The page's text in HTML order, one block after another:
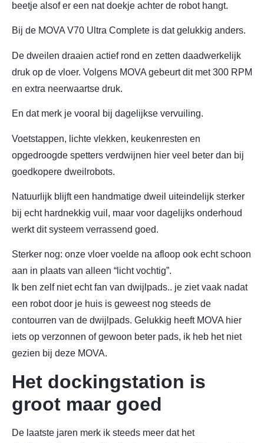
beetje alsof er een nat doekje achter de robot hangt.
Bij de MOVA V70 Ultra Complete is dat gelukkig anders.
De dweilen draaien actief rond en zetten daadwerkelijk
druk op de vloer. Volgens MOVA gebeurt dit met 300 RPM
en extra neerwaartse druk.
En dat merk je vooral bij dagelijkse vervuiling.
Voetstappen, lichte vlekken, keukenresten en
opgedroogde spetters verdwijnen hier veel beter dan bij
goedkopere dweilrobots.
Natuurlijk blijft een handmatige dweil uiteindelijk sterker
bij echt hardnekkig vuil, maar voor dagelijks onderhoud
werkt dit systeem verrassend goed.
Sterker nog: onze vloer voelde na afloop ook echt schoon
aan in plaats van alleen “licht vochtig”.
Ik ben zelf niet echt fan van dwijlpads.. je ziet vaak nadat
een robot door je huis is geweest nog steeds de
contourren van de dwijlpads. Gelukkig heeft MOVA hier
iets op verzonnen of gewoon beter pads, ik heb het niet
gezien bij deze MOVA.
Het dockingstation is
groot maar goed
De laatste jaren merk ik steeds meer dat het